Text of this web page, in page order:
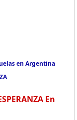
en Argentina
En